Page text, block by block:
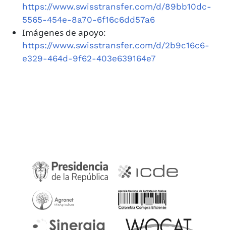
https://www.swisstransfer.com/d/89bb10dc-
5565-454e-8a70-6f16c6dd57a6
Imágenes de apoyo:
https://www.swisstransfer.com/d/2b9c16c6-
e329-464d-9f62-403e639164e7